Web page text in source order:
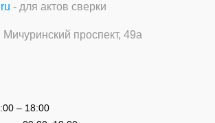
- для актов сверки
Мичуринский проспект, 49а
– 18:00